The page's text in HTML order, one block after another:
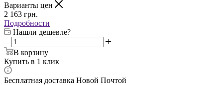
Варианты цен
2 163 грн.
Подробности
Нашли дешевле?
В корзину
Купить в 1 клик
Бесплатная доставка Новой Почтой